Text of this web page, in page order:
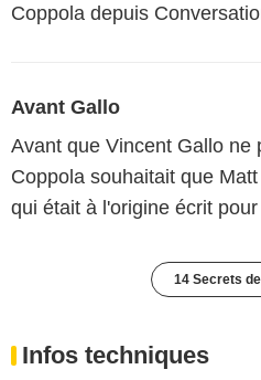
Coppola depuis
Avant Gallo
Avant que Vincent Gallo ne
Coppola souhaitait que
qui était à l'origine écrit pour
14 Secrets
Infos techniques